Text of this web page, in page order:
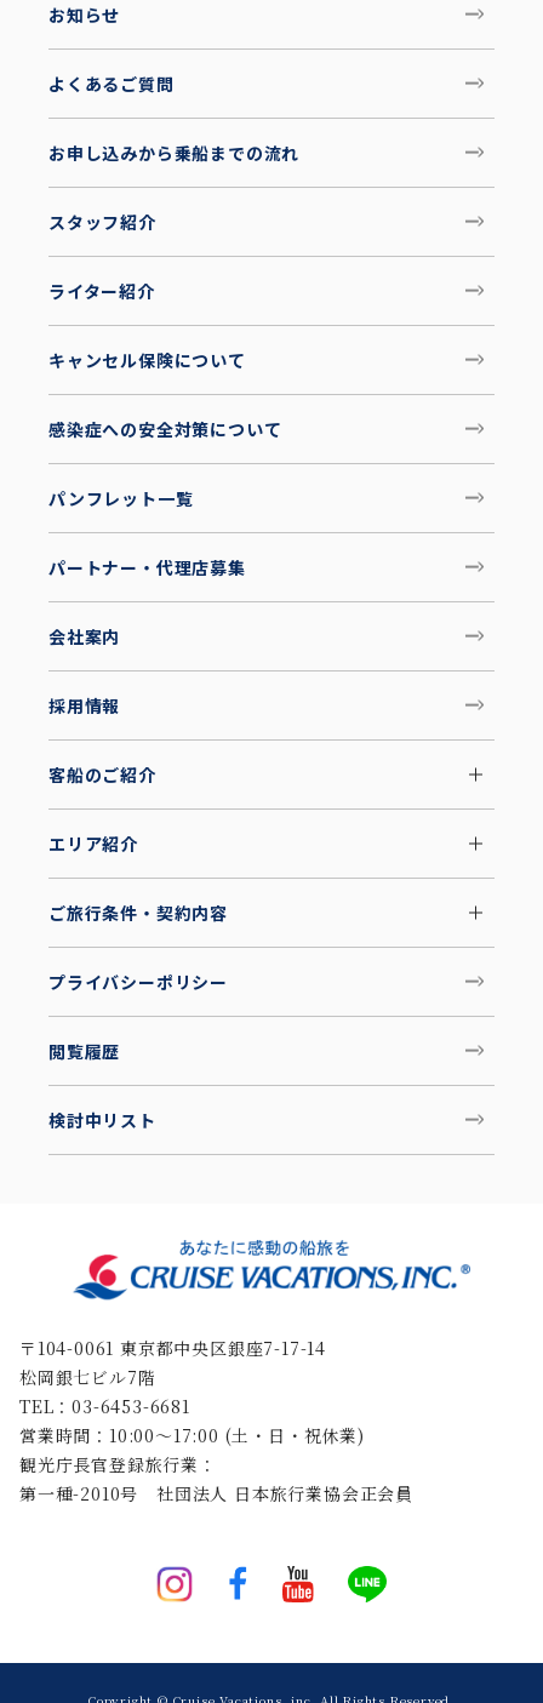
お知らせ
よくあるご質問
お申し込みから乗船までの流れ
スタッフ紹介
ライター紹介
キャンセル保険について
感染症への安全対策について
パンフレット一覧
パートナー・代理店募集
会社案内
採用情報
客船のご紹介
エリア紹介
ご旅行条件・契約内容
プライバシーポリシー
閲覧履歴
検討中リスト
〒104-0061 東京都中央区銀座7-17-14
松岡銀七ビル7階
TEL：03-6453-6681
営業時間：10:00〜17:00 (土・日・祝休業)
観光庁長官登録旅行業：
第一種-2010号 社団法人 日本旅行業協会正会員